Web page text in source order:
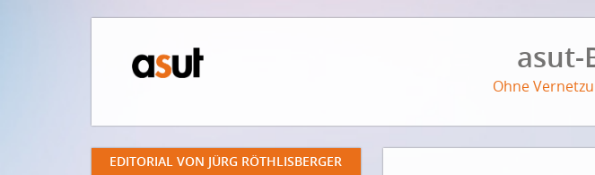
asut-
Ohne
EDITORIAL VON JÜRG RÖTHLISBERGER